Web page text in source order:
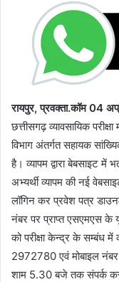
रायपुर, प्रवक्ता.कॉम 04
छत्तीसगढ़ व्यावसायिक
विभाग अंतर्गत सहायक
है। व्यापम द्वारा बेबसाइट में
अभ्यर्थी व्यापम की नई
लॉगिन कर प्रवेश पत्र
नंबर पर प्राप्त एसएमएस के
को परीक्षा केन्द्र के सम्बंध में
2972780 एवं मोबाइल
शाम 5.30 बजे तक संपर्क